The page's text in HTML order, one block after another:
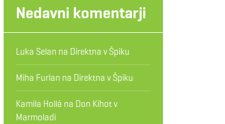
Nedavni komentarji
Luka Selan na Direktna v Špiku
Miha Furlan na Direktna v Špiku
Kamila Hollá na Don Kihot v
Marmoladi